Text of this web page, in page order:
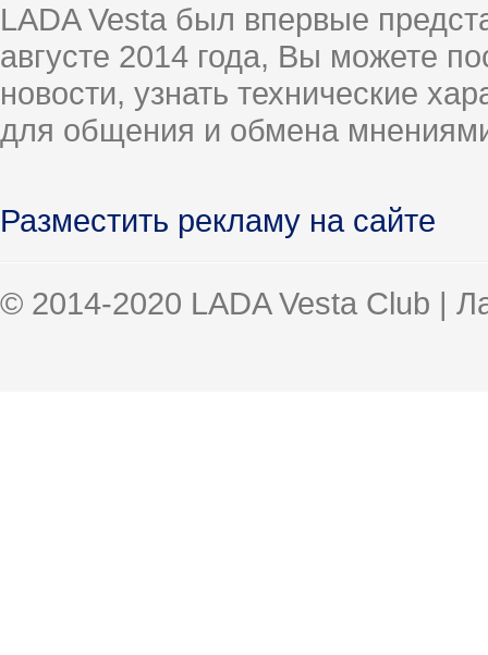
LADA Vesta был впервые
августе 2014 года, Вы можете
новости, узнать технические
для общения и обмена
Разместить рекламу на сайте
© 2014-2020 LADA Vesta Club |